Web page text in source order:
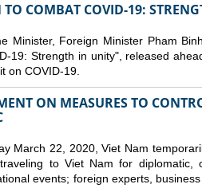
TO COMBAT COVID-19:
Minister, Foreign Minister Pham
19: Strength in unity", released
on COVID-19.
ON MEASURES TO
March 22, 2020, Viet Nam
to Viet Nam for diplomatic,
events; foreign experts,